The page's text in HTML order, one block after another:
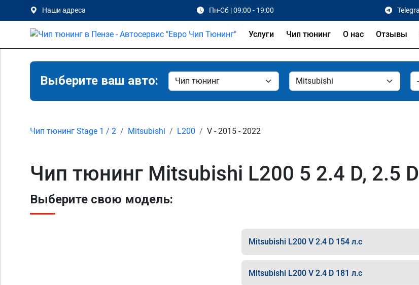
Наши адреса Пн-Сб | 09:00 - 19:00
Услуги Чип тюнинг О нас Отзывы
Выберите ваш авто:
Чип тюнинг Stage 1 / 2 Mitsubishi L200 V - 2015 - 2022
Чип тюнинг Mitsubishi L200 5 2.4 D, 2.5
Выберите свою модель:
Mitsubishi L200 V 2.4 D 154 л.с
Mitsubishi L200 V 2.4 D 181 л.с